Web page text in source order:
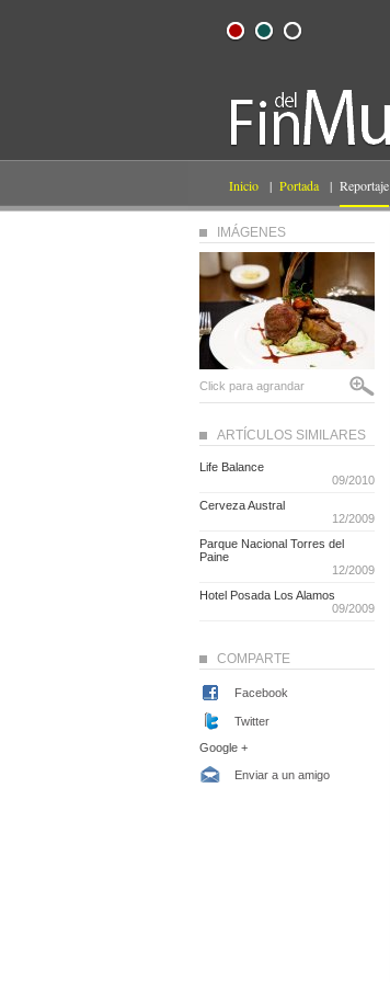
Inicio | Portada | Reportaje
IMÁGENES
Click para agrandar
ARTÍCULOS SIMILARES
Life Balance
09/2010
Cerveza Austral
12/2009
Parque Nacional Torres del
Paine
12/2009
Hotel Posada Los Alamos
09/2009
COMPARTE
Facebook
Twitter
Google +
Enviar a un amigo